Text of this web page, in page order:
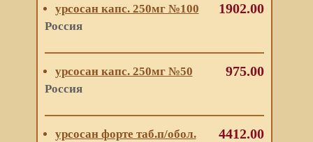
урсосан капс. 250мг №100
Россия
1902.00
урсосан капс. 250мг №50
Россия
975.00
урсосан форте таб.п/обол.
4412.00